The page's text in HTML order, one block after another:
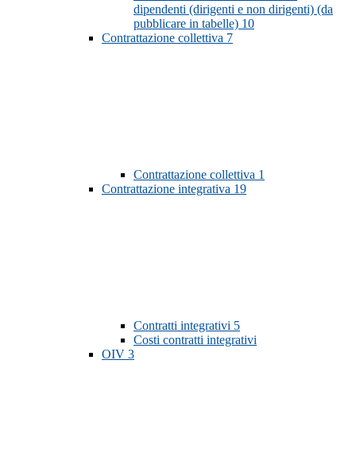
dipendenti (dirigenti e non dirigenti) (da
pubblicare in tabelle) 10
Contrattazione collettiva 7
Contrattazione collettiva 1
Contrattazione integrativa 19
Contratti integrativi 5
Costi contratti integrativi
OIV 3